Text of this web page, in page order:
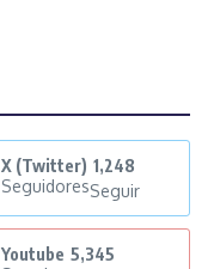
X (Twitter) 1,248
SeguidoresSeguir
Youtube 5,345